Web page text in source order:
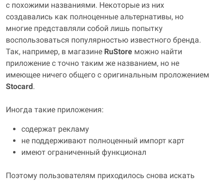
с похожими названиями. Некоторые из них
создавались как полноценные альтернативы, но
многие представляли собой лишь попытку
воспользоваться популярностью известного бренда.
Так, например, в магазине RuStore можно найти
приложение с точно таким же названием, но не
имеющее ничего общего с оригинальным проложением
Stocard .
Иногда такие приложения:
содержат рекламу
не поддерживают полноценный импорт карт
имеют ограниченный функционал
Поэтому пользователям приходилось снова искать